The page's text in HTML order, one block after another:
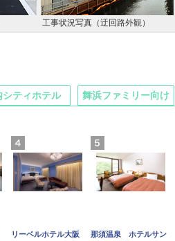
工事状況写真（迂回路外観）
リーベルホテル大阪
那須温泉 ホテルサン
シティホテル 舞浜ファミリー向け